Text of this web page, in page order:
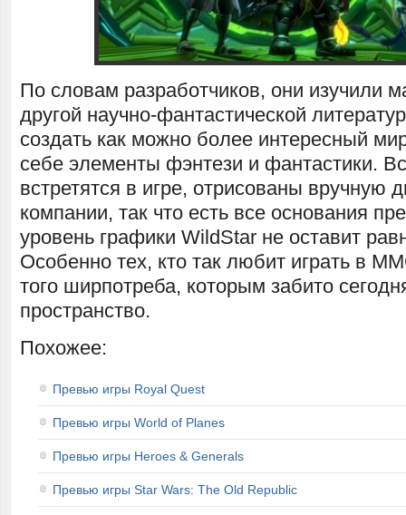
По словам разработчиков, они изучили
другой научно-фантастической
создать как можно более интересный
себе элементы фэнтези и фантастики.
встретятся в игре, отрисованы вручную
компании, так что есть все основания
уровень графики WildStar не оставит
Особенно тех, кто так любит играть в
того ширпотреба, которым забито
пространство.
Похожее:
Превью игры Royal Quest
Превью игры World of Planes
Превью игры Heroes & Generals
Превью игры Star Wars: The Old Republic